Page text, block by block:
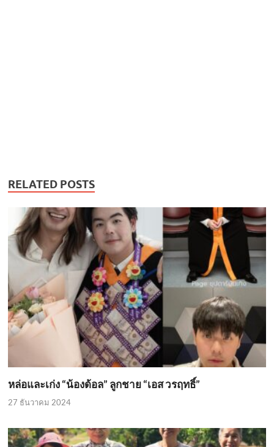
RELATED POSTS
หล่อและเก่ง “น้องด้อล” ลูกชาย “เอส วรฤทธิ์”
27 ธันวาคม 2024